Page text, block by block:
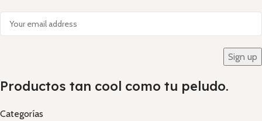
Productos tan cool como tu peludo.
Categorías